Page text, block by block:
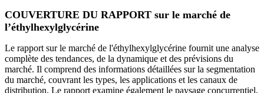
COUVERTURE DU RAPPORT sur le marché de
l’éthylhexylglycérine
Le rapport sur le marché de l'éthylhexylglycérine fournit une analyse
complète des tendances, de la dynamique et des prévisions du
marché. Il comprend des informations détaillées sur la segmentation
du marché, couvrant les types, les applications et les canaux de
distribution. Le rapport examine également le paysage concurrentiel,